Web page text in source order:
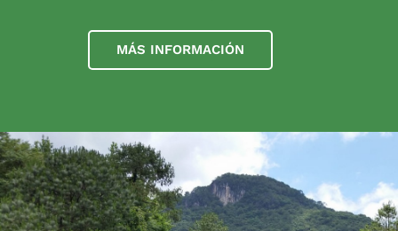
MÁS INFORMACIÓN